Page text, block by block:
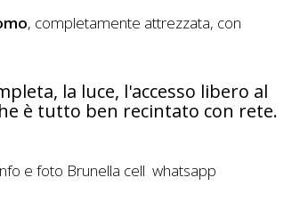
, completamente attrezzata, con
la luce, l'accesso libero al
è tutto ben recintato con rete.
e foto Brunella cell whatsapp